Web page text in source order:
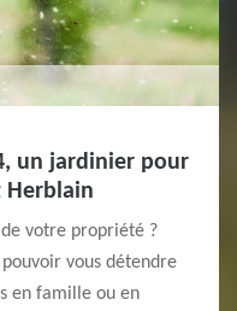
un jardinier pour
Herblain
de votre propriété ?
vous détendre
en famille ou en